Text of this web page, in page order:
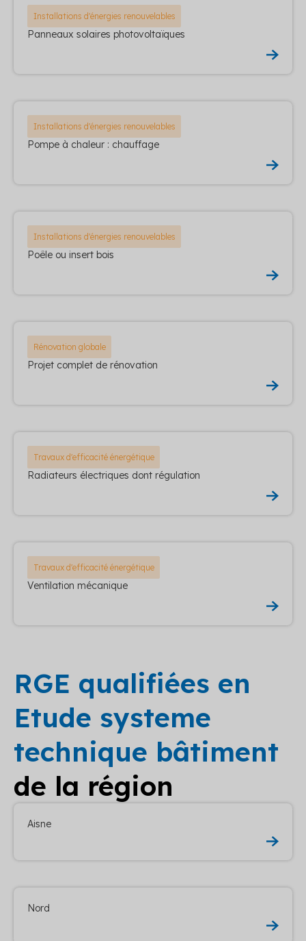
Installations d'énergies renouvelables
Panneaux solaires photovoltaïques
Installations d'énergies renouvelables
Pompe à chaleur : chauffage
Installations d'énergies renouvelables
Poêle ou insert bois
Rénovation globale
Projet complet de rénovation
Travaux d'efficacité énergétique
Radiateurs électriques dont régulation
Travaux d'efficacité énergétique
Ventilation mécanique
RGE qualifiées en
Etude systeme
technique bâtiment
de la région
Aisne
Nord